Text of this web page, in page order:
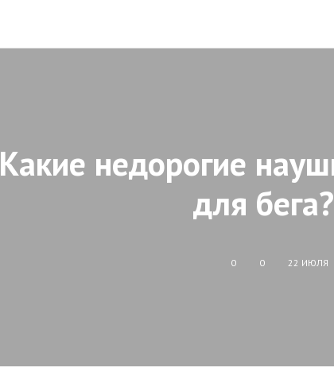
Какие недорогие
для бега?
0 0 22 ИЮЛЯ